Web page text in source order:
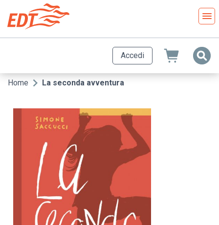
contenuto
principale
Accedi
Briciole
Home La seconda avventura